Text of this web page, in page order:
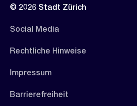
© 2026 Stadt Zürich
Social Media
Rechtliche Hinweise
Impressum
Barrierefreiheit